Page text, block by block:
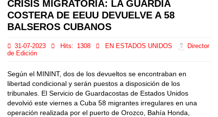
CRISIS MIGRATORIA: LA GUARDIA
COSTERA DE EEUU DEVUELVE A 58
BALSEROS CUBANOS
31-07-2023 Hits: 1308 EN ESTADOS UNIDOS
Director
de Edición
Según el MININT, dos de los devueltos se encontraban en
libertad condicional y serán puestos a disposición de los
tribunales. El Servicio de Guardacostas de Estados Unidos
devolvió este viernes a Cuba 58 migrantes irregulares en una
operación realizada por el puerto de Orozco, Bahía Honda,